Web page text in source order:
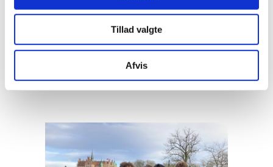
Tillad valgte
Afvis
MUSICAL OG MARKED –
ÅRETS JULEFAMILIEDAG
BLEV EN STOR SUCCES!